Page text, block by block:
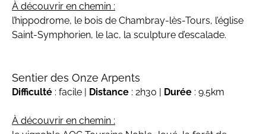
À découvrir en chemin :
l’hippodrome, le bois de Chambray-lès-Tours, l’église
Saint-Symphorien, le lac, la sculpture d’escalade.
Sentier des Onze Arpents
Difficulté : facile | Distance : 2h30 | Durée : 9.5km
À découvrir en chemin :